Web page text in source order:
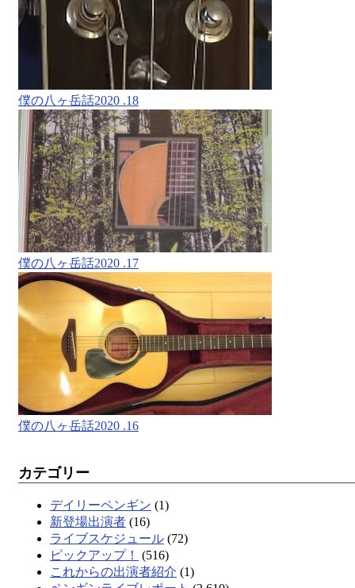
僕の八ヶ岳話2020 .18
僕の八ヶ岳話2020 .17
僕の八ヶ岳話2020 .16
カテゴリー
デイリーペンギン (1)
新登場出演者 (16)
ライブスケジュール (72)
ピックアップ！
(516)
これからの出演者紹介 (1)